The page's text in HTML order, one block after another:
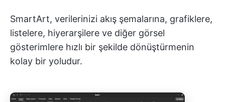
SmartArt, verilerinizi akış şemalarına, grafiklere,
listelere, hiyerarşilere ve diğer görsel
gösterimlere hızlı bir şekilde dönüştürmenin
kolay bir yoludur.